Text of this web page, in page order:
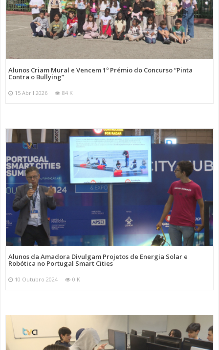
Alunos Criam Mural e Vencem 1º Prémio do Concurso “Pinta
Contra o Bullying”
15 Abril 2026 84 K
Alunos da Amadora Divulgam Projetos de Energia Solar e
Robótica no Portugal Smart Cities
10 Outubro 2024 0 K